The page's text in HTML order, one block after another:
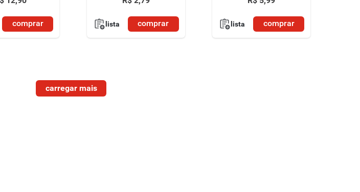
comprar lista comprar lista comprar